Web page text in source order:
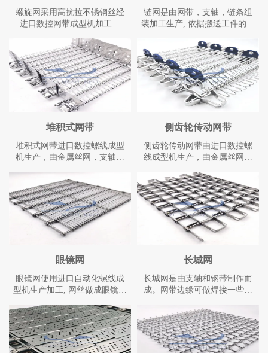
​螺旋网采用高抗拉不锈钢丝经
进口数控网带成型机加工生
形。网面平整，焊接牢固，转
弯性能好，可以实现 180度和
360度的转弯。可以承载较重的
压力和拉力，维修和拆卸极为
方便，可以根据应用设计网面
有丝网，网面无丝网，网带两
侧加装挡板或者网带中间加装
链条。
链网是由网带，支轴，链条组
装加工生产, 依据搬送工件的种
网带样式，线径，螺距和节
距。依据搬送及网带的宽度，
长度，运行速度，机械配置选
择链条型号和支轴规格。温度
范围零下 55 摄氏度到1150 摄
氏度量，链条网设计可以在网
装横挡板.
堆积式网带
堆积式网带进口数控螺线成型
机生产，由金属丝网，支轴和
硬耐用，不易变形。网面平
整，焊接牢固。网带采通常采
用单旋结构。网带可以逆时针
运转，也可以顺时针运转，两
者都可以完成一个完整的360度
转弯。
侧齿轮传动网带
侧齿轮传动网带由进口数控螺
线成型机生产，由金属丝网，
产加工。网面强硬耐用,不易变
形。网面平整，网带可采用不
锈钢丝网面或塑料模组网面。
网带由侧齿轮传动驱动，运行
平稳,可以承载较重的压力和拉
力，维修和拆卸极为方便.可以
面无丝网，网带两侧加装挡
眼镜网
眼镜网使用进口自动化螺线成
型机生产加工, 网丝做成眼镜形
带，眼睛线圈采用高抗拉线材
生产，强度高，耐磨性好。网
带边缘可以使用链片焊接或者
组装链条。眼睛网设计可以在
长城网
长城网是由支轴和钢带制作而
成。网带边缘可做焊接一些规
做锁边，网带设计供侧挡板和
横向挡板。网带宽度由网带规
格和奇数孔的数量来确定。长
城网需要很少的维护工作。如